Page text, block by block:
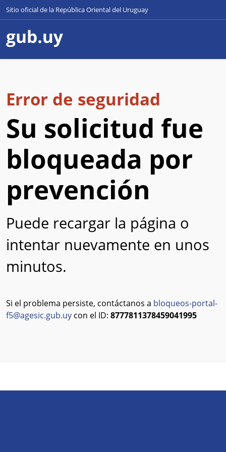
Sitio oficial de la República Oriental del Uruguay
Error de seguridad
Su solicitud fue
bloqueada por
prevención
Puede recargar la página o
intentar nuevamente en unos
minutos.
Si el problema persiste, contáctanos a bloqueos-portal-
f5@agesic.gub.uy con el ID: 8777811378459041995